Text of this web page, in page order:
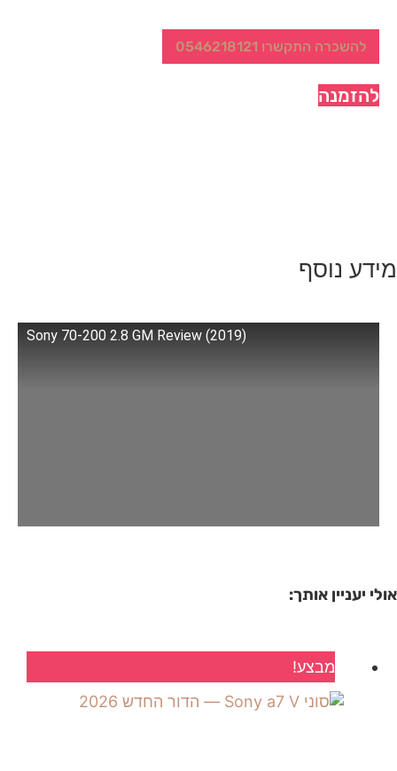
היה:
₪399.00.
להשכרה התקשרו 0546218121
להזמנה
מידע נוסף
Sony 70-200 2.8 GM Review (2019)
אולי יעניין אותך:
מבצע!